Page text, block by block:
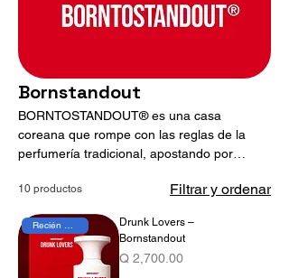
Bornstandout
BORNTOSTANDOUT® es una casa
coreana que rompe con las reglas de la
perfumería tradicional, apostando por
altamente creativas. Sus fragancias
identidad irreverente que desafía lo
convencional. Cada creación es una
declaración de personalidad, diseñada para
10 productos Filtrar y ordenar
Recién Llegado
Drunk Lovers –
Bornstandout
Precio
Q 2,700.00